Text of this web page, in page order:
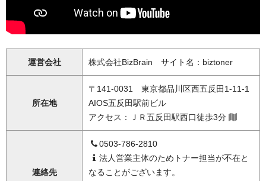
運営会社 株式会社BizBrain サイト名：biztoner
所在地
〒141-0031 東京都品川区西五反田1-11-1
AIOS五反田駅前ビル
アクセス：ＪＲ五反田駅西口徒歩3分
連絡先
0503-786-2810
法人営業主体のためトナー担当が不在と
なることがございます。